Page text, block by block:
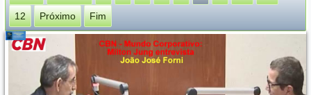
12
Próximo Fim